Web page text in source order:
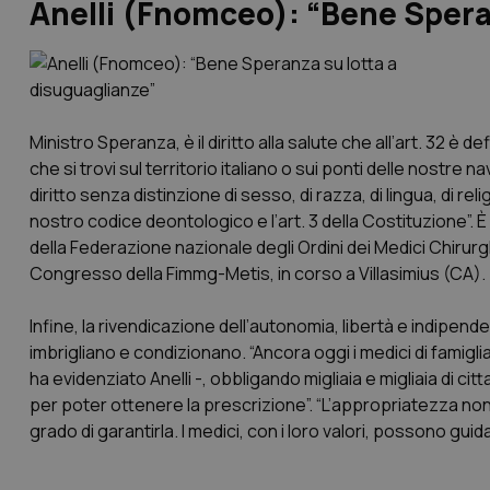
Anelli (Fnomceo): “Bene
Ministro Speranza, è il diritto alla salute che all’art. 32 è
che si trovi sul territorio italiano o sui ponti delle nostre
diritto senza distinzione di sesso, di razza, di lingua, di
nostro codice deontologico e l’art. 3 della
della Federazione nazionale degli Ordini dei Medici
Congresso della Fimmg-Metis, in corso a Villasimius (CA).
Infine, la rivendicazione dell’autonomia, libertà e
imbrigliano e condizionano. “Ancora oggi i medici di
ha evidenziato Anelli -, obbligando migliaia e migliaia di
per poter ottenere la prescrizione”. “L’appropriatezza
grado di garantirla. I medici, con i loro valori, possono